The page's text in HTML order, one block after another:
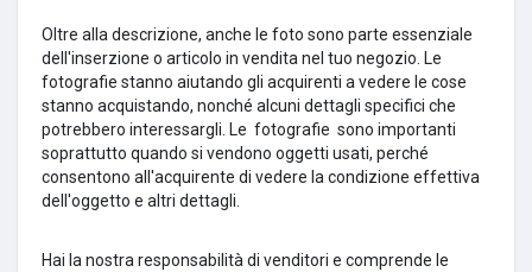
Oltre alla descrizione, anche le foto sono parte essenziale
dell'inserzione o articolo in vendita nel tuo negozio. Le
fotografie stanno aiutando gli acquirenti a vedere le cose
stanno acquistando, nonché alcuni dettagli specifici che
potrebbero interessargli. Le fotografie sono importanti
soprattutto quando si vendono oggetti usati, perché
consentono all'acquirente di vedere la condizione effettiva
dell'oggetto e altri dettagli.
Hai la nostra responsabilità di venditori e comprende le